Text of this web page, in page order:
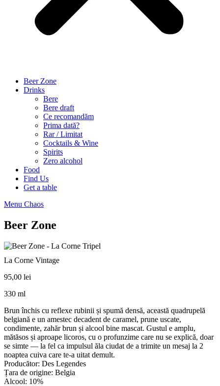
Beer Zone
Drinks
Bere
Bere draft
Ce recomandăm
Prima dată?
Rar / Limitat
Cocktails & Wine
Spirits
Zero alcohol
Food
Find Us
Get a table
Menu Chaos
Beer Zone
La Corne Vintage
95,00 lei
330 ml
Brun închis cu reflexe rubinii și spumă densă, această quadrupelă
belgiană e un amestec decadent de caramel, prune uscate,
condimente, zahăr brun și alcool bine mascat. Gustul e amplu,
mătăsos și aproape licoros, cu o profunzime care nu se explică, doar
se simte — la fel ca impulsul ăla ciudat de a trimite un mesaj la 2
noaptea cuiva care te-a uitat demult.
Producător: Des Legendes
Țara de origine: Belgia
Alcool: 10%